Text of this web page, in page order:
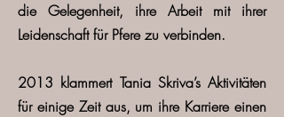
die Gelegenheit, ihre Arbeit mit ihrer
Leidenschaft für Pfere zu verbinden.
2013 klammert Tania Skriva’s Aktivitäten
für einige Zeit aus, um ihre Karriere einen